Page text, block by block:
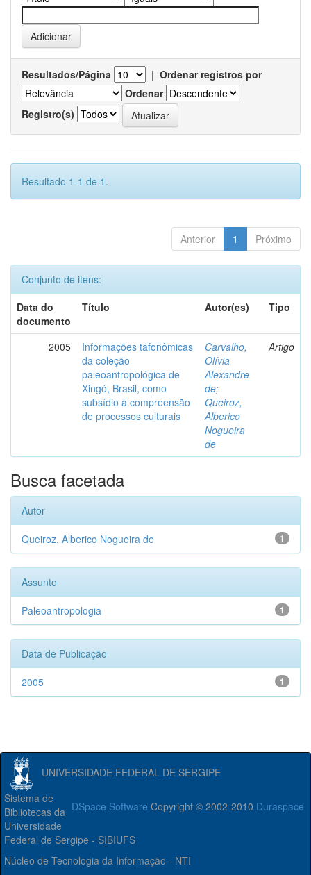
Resultados/Página | Ordenar registros por
Ordenar
Registro(s)
Resultado 1-1 de 1.
Anterior 1 Próximo
Conjunto de itens:
Data do
documento
Título Autor(es) Tipo
2005
Informações tafonômicas
da coleção
paleoantropológica de
Xingó, Brasil, como
subsídio à compreensão
de processos culturais
Carvalho,
Olívia
Alexandre
de;
Queiroz,
Alberico
Nogueira
de
Artigo
Busca facetada
Autor
1
Queiroz, Alberico Nogueira de
Assunto
1
Paleoantropologia
Data de Publicação
1
2005
UNIVERSIDADE FEDERAL DE SERGIPE
DSpace Software Copyright © 2002-2010 Duraspace
Sistema de
Bibliotecas da
Universidade
Federal de Sergipe - SIBIUFS
Núcleo de Tecnologia da Informação - NTI